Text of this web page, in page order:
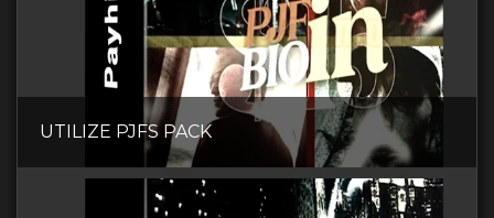
UTILIZE PJFS PACK